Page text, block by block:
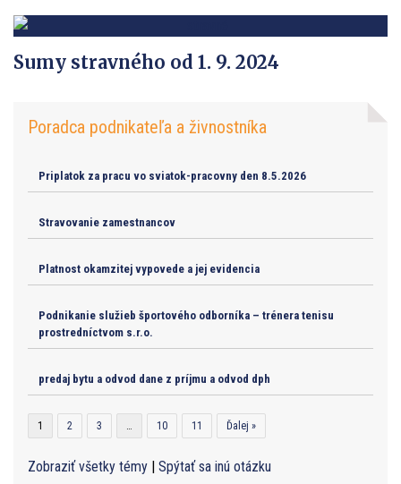
Sumy stravného od 1. 9. 2024
Poradca podnikateľa a živnostníka
Priplatok za pracu vo sviatok-pracovny den 8.5.2026
Stravovanie zamestnancov
Platnost okamzitej vypovede a jej evidencia
Podnikanie služieb športového odborníka – trénera tenisu
prostredníctvom s.r.o.
predaj bytu a odvod dane z príjmu a odvod dph
1 2 3 … 10 11 Ďalej »
Zobraziť všetky témy | Spýtať sa inú otázku